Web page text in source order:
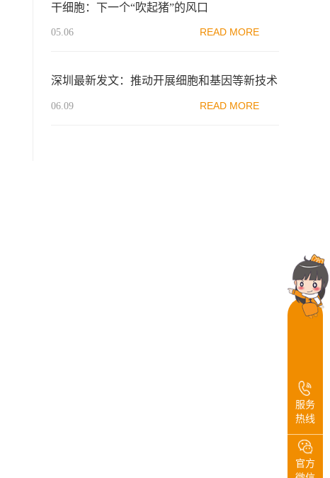
干细胞：下一个“吹起猪”的风口
05.06 READ MORE
深圳最新发文：推动开展细胞和基因等新技术
研究与转化政策先行先试
06.09 READ MORE
服务
热线
官方